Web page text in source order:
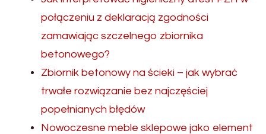
połączeniu z deklaracją zgodności
zamawiając szczelnego zbiornika
betonowego?
Zbiornik betonowy na ścieki – jak wybrać
trwałe rozwiązanie bez najczęściej
popełnianych błędów
Nowoczesne meble sklepowe jako element